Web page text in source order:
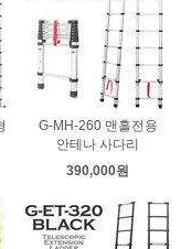
G-MH-260 맨홀전용
안테나 사다리
390,000원